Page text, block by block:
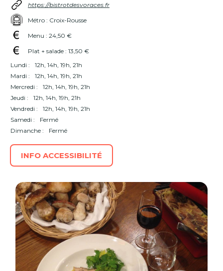
https://bistrotdesvoraces.fr
Métro : Croix-Rousse
Menu : 24,50 €
Plat + salade : 13,50 €
Lundi :
12h, 14h, 19h, 21h
Mardi :
12h, 14h, 19h, 21h
Mercredi :
12h, 14h, 19h, 21h
Jeudi :
12h, 14h, 19h, 21h
Vendredi :
12h, 14h, 19h, 21h
Samedi :
Fermé
Dimanche :
Fermé
INFO ACCESSIBILITÉ